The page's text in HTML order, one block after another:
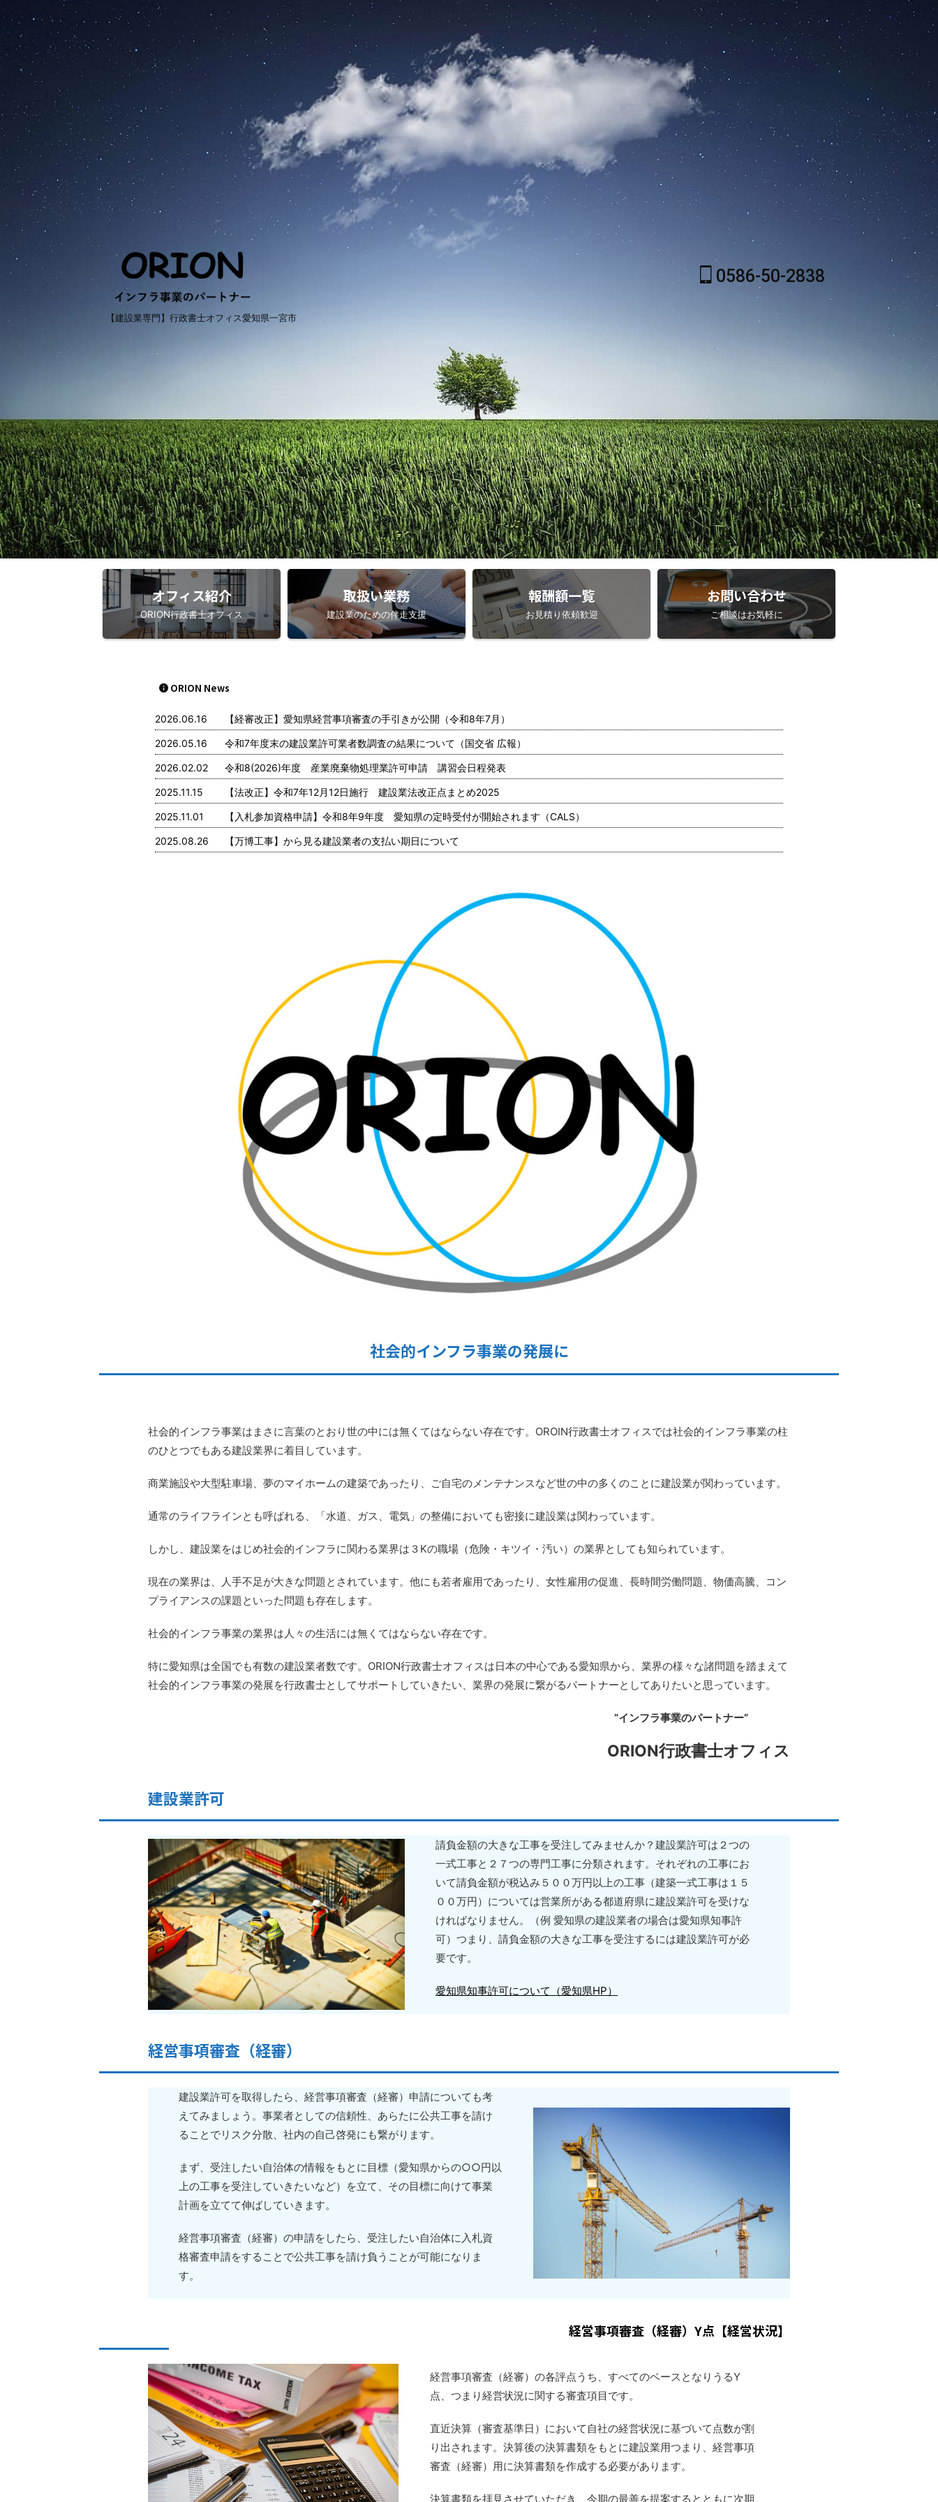
【建設業専門】行政書士オフィス愛知県一宮市
0586-50-2838
オフィス紹介
ORION行政書士オフィス
取扱い業務
建設業のための伴走支援
報酬額一覧
お見積り依頼歓迎
お問い合わせ
ご相談はお気軽に
ORION News
2026.06.16 【経審改正】愛知県経営事項審査の手引きが公開（令和8年7月）
2026.05.16 令和7年度末の建設業許可業者数調査の結果について（国交省 広報）
2026.02.02 令和8(2026)年度 産業廃棄物処理業許可申請 講習会日程発表
2025.11.15 【法改正】令和7年12月12日施行 建設業法改正点まとめ2025
2025.11.01 【入札参加資格申請】令和8年9年度 愛知県の定時受付が開始されます（CALS）
2025.08.26 【万博工事】から見る建設業者の支払い期日について
社会的インフラ事業の発展に
社会的インフラ事業はまさに言葉のとおり世の中には無くてはならない存在です。OROIN行政書士オフィスでは社会的インフラ事業の柱
のひとつでもある建設業界に着目しています。
商業施設や大型駐車場、夢のマイホームの建築であったり、ご自宅のメンテナンスなど世の中の多くのことに建設業が関わっています。
通常のライフラインとも呼ばれる、「水道、ガス、電気」の整備においても密接に建設業は関わっています。
しかし、建設業をはじめ社会的インフラに関わる業界は３Kの職場（危険・キツイ・汚い）の業界としても知られています。
現在の業界は、人手不足が大きな問題とされています。他にも若者雇用であったり、女性雇用の促進、長時間労働問題、物価高騰、コン
プライアンスの課題といった問題も存在します。
社会的インフラ事業の業界は人々の生活には無くてはならない存在です。
特に愛知県は全国でも有数の建設業者数です。ORION行政書士オフィスは日本の中心である愛知県から、業界の様々な諸問題を踏まえて
社会的インフラ事業の発展を行政書士としてサポートしていきたい、業界の発展に繋がるパートナーとしてありたいと思っています。
”インフラ事業のパートナー”
ORION行政書士オフィス
建設業許可
請負金額の大きな工事を受注してみませんか？建設業許可は２つの
一式工事と２７つの専門工事に分類されます。それぞれの工事にお
いて請負金額が税込み５００万円以上の工事（建築一式工事は１５
００万円）については営業所がある都道府県に建設業許可を受けな
ければなりません。（例 愛知県の建設業者の場合は愛知県知事許
可）つまり、請負金額の大きな工事を受注するには建設業許可が必
要です。
愛知県知事許可について（愛知県HP）
経営事項審査（経審）
建設業許可を取得したら、経営事項審査（経審）申請についても考
えてみましょう。事業者としての信頼性、あらたに公共工事を請け
ることでリスク分散、社内の自己啓発にも繋がります。
まず、受注したい自治体の情報をもとに目標（愛知県からの○○円以
上の工事を受注していきたいなど）を立て、その目標に向けて事業
計画を立てて伸ばしていきます。
経営事項審査（経審）の申請をしたら、受注したい自治体に入札資
格審査申請をすることで公共工事を請け負うことが可能になりま
す。
経営事項審査（経審）Y点【経営状況】
経営事項審査（経審）の各評点うち、すべてのベースとなりうるY
点、つまり経営状況に関する審査項目です。
直近決算（審査基準日）において自社の経営状況に基づいて点数が割
り出されます。決算後の決算書類をもとに建設業用つまり、経営事項
審査（経審）用に決算書類を作成する必要があります。
決算書類を拝見させていただき、今期の最善を提案するとともに次期